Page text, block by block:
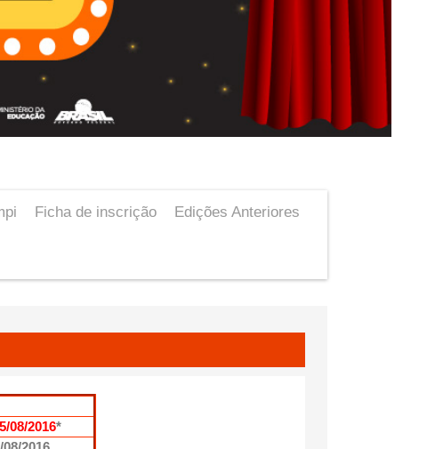
Ficha de inscrição Edições Anteriores
08/2016*